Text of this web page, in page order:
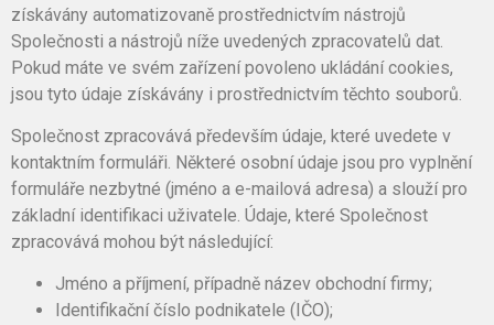
získávány automatizovaně prostřednictvím nástrojů
Společnosti a nástrojů níže uvedených zpracovatelů dat.
Pokud máte ve svém zařízení povoleno ukládání cookies,
jsou tyto údaje získávány i prostřednictvím těchto souborů.
Společnost zpracovává především údaje, které uvedete v
kontaktním formuláři. Některé osobní údaje jsou pro vyplnění
formuláře nezbytné (jméno a e-mailová adresa) a slouží pro
základní identifikaci uživatele. Údaje, které Společnost
zpracovává mohou být následující:
Jméno a příjmení, případně název obchodní firmy;
Identifikační číslo podnikatele (IČO);